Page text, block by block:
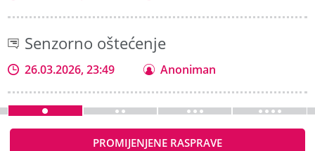
Senzorno oštećenje
26.03.2026, 23:49 Anoniman
PROMIJENJENE RASPRAVE